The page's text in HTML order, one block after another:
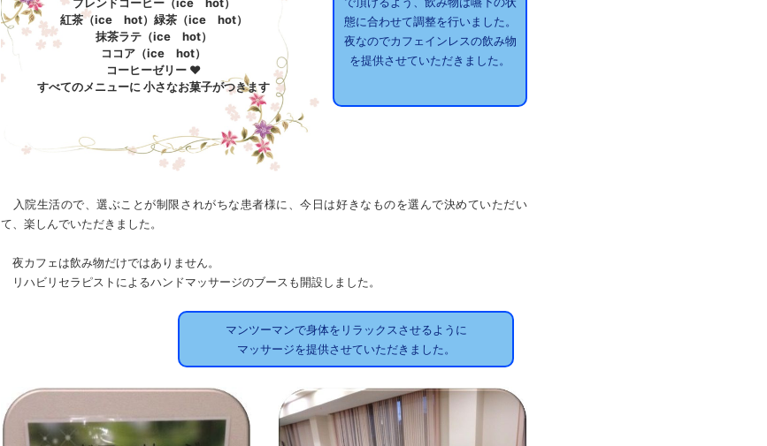
紅茶（ice hot）緑茶（ice hot）
抹茶ラテ（ice hot）
ココア（ice hot）
コーヒーゼリー ❤
すべてのメニューに 小さなお菓子がつきます
態に合わせて調整を行いました。
夜なのでカフェインレスの飲み物
を提供させていただきました。
入院生活ので、選ぶことが制限されがちな患者様に、今日は好きなものを選んで決めていただい
て、楽しんでいただきました。
夜カフェは飲み物だけではありません。
リハビリセラピストによるハンドマッサージのブースも開設しました。
マンツーマンで身体をリラックスさせるように
マッサージを提供させていただきました。